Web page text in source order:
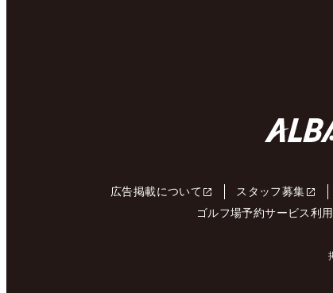
広告掲載について スタッフ募集
ゴルフ場予約サービス利